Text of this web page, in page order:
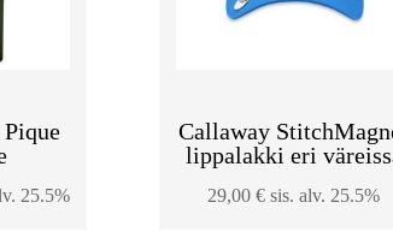
25.5%
Callaway
lippalakki eri
29,00€ sis. alv. 25.5%